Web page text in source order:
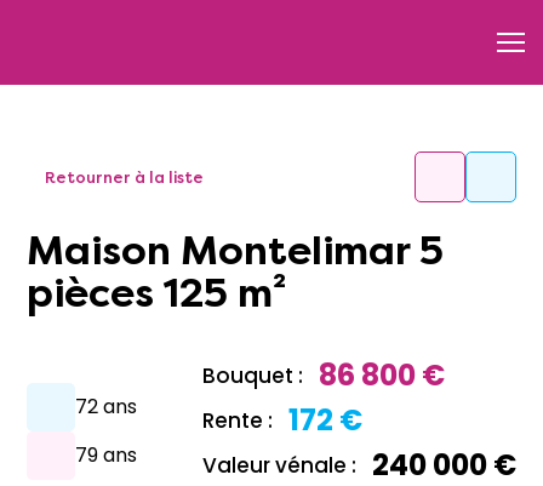
Retourner à la liste
Maison Montelimar 5
pièces 125 m²
72 ans
79 ans
Bouquet : 86 800 €
Rente : 172 €
Valeur vénale : 240 000 €